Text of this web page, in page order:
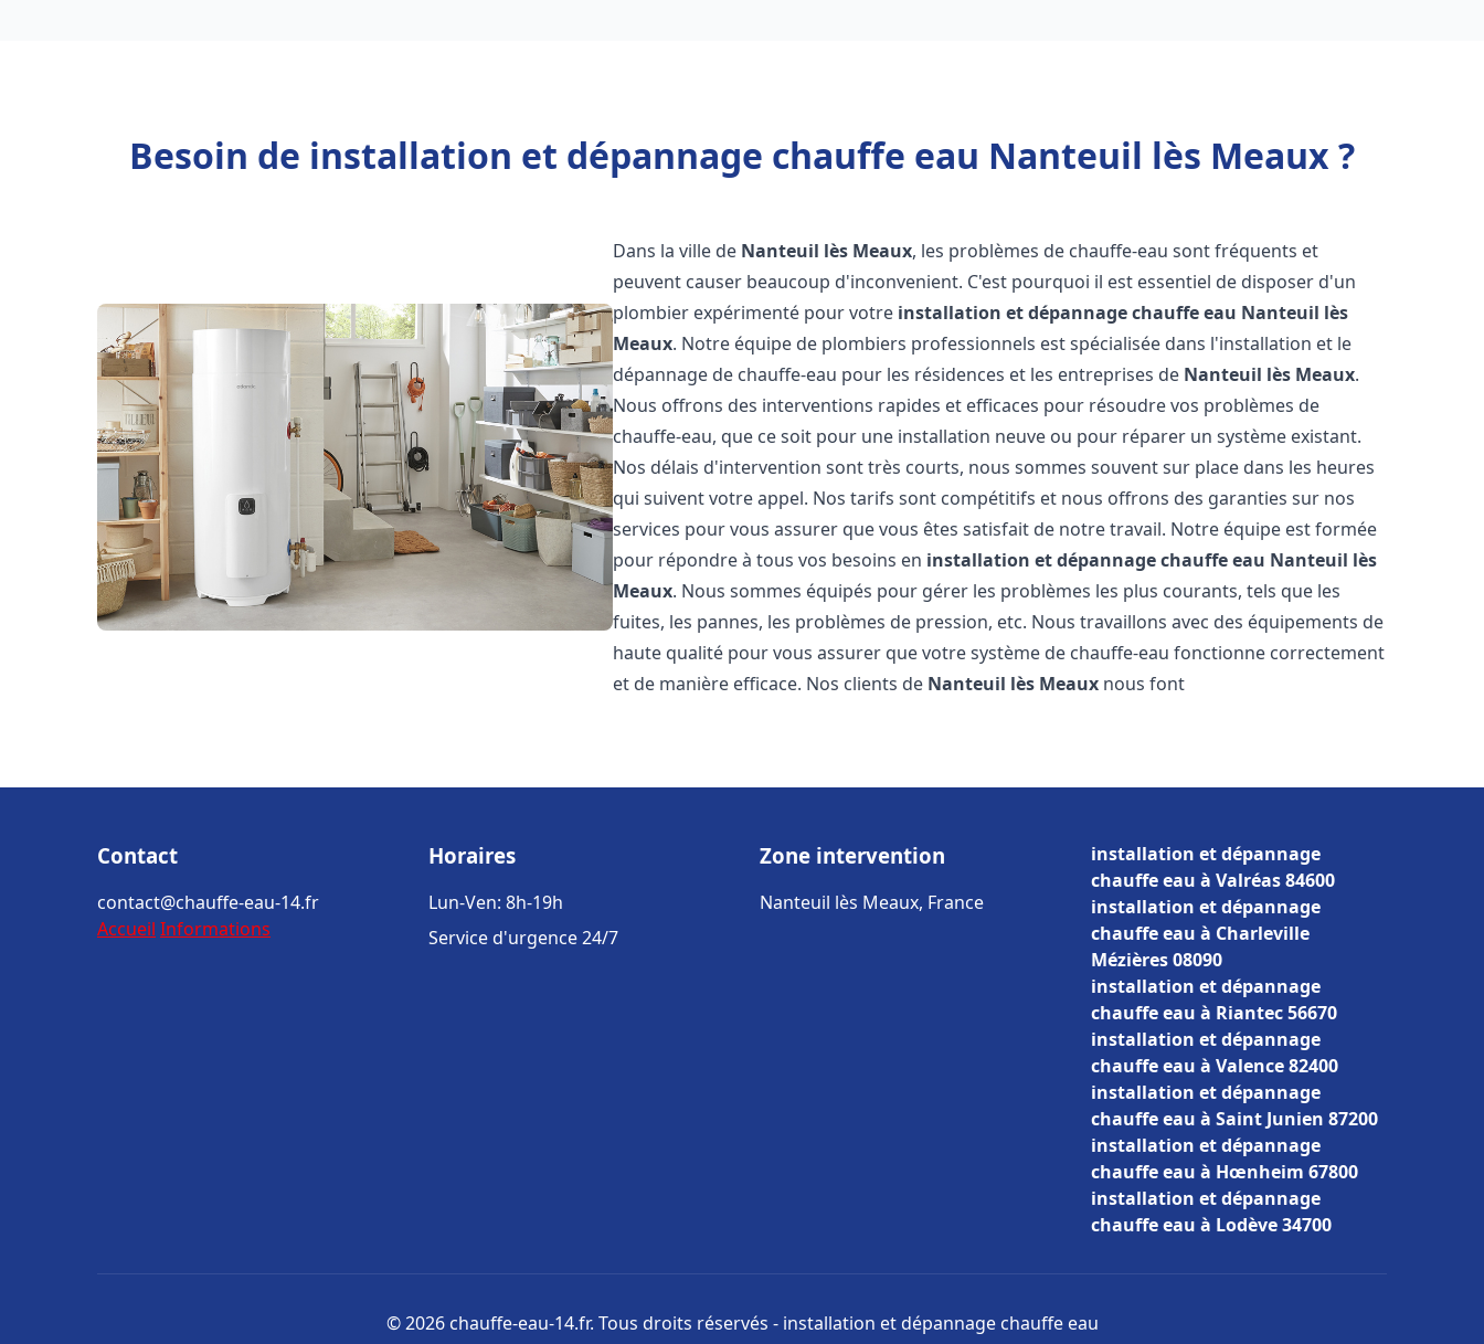
Besoin de installation et dépannage chauffe eau Nanteuil lès Meaux ?
Dans la ville de Nanteuil lès Meaux, les problèmes de chauffe-eau sont fréquents et
peuvent causer beaucoup d'inconvenient. C'est pourquoi il est essentiel de disposer d'un
plombier expérimenté pour votre installation et dépannage chauffe eau Nanteuil lès
Meaux. Notre équipe de plombiers professionnels est spécialisée dans l'installation et le
dépannage de chauffe-eau pour les résidences et les entreprises de Nanteuil lès Meaux.
Nous offrons des interventions rapides et efficaces pour résoudre vos problèmes de
chauffe-eau, que ce soit pour une installation neuve ou pour réparer un système existant.
Nos délais d'intervention sont très courts, nous sommes souvent sur place dans les heures
qui suivent votre appel. Nos tarifs sont compétitifs et nous offrons des garanties sur nos
services pour vous assurer que vous êtes satisfait de notre travail. Notre équipe est formée
pour répondre à tous vos besoins en installation et dépannage chauffe eau Nanteuil lès
Meaux. Nous sommes équipés pour gérer les problèmes les plus courants, tels que les
fuites, les pannes, les problèmes de pression, etc. Nous travaillons avec des équipements de
haute qualité pour vous assurer que votre système de chauffe-eau fonctionne correctement
et de manière efficace. Nos clients de Nanteuil lès Meaux nous font
Contact
contact@chauffe-eau-14.fr
Accueil Informations
Horaires
Lun-Ven: 8h-19h
Service d'urgence 24/7
Zone intervention
Nanteuil lès Meaux, France
installation et dépannage
chauffe eau à Valréas 84600
installation et dépannage
chauffe eau à Charleville
Mézières 08090
installation et dépannage
chauffe eau à Riantec 56670
installation et dépannage
chauffe eau à Valence 82400
installation et dépannage
chauffe eau à Saint Junien 87200
installation et dépannage
chauffe eau à Hœnheim 67800
installation et dépannage
chauffe eau à Lodève 34700
© 2026 chauffe-eau-14.fr. Tous droits réservés - installation et dépannage chauffe eau